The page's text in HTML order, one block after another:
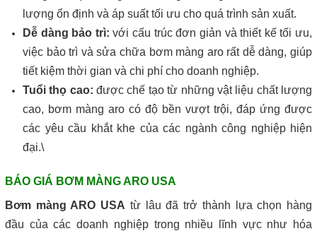
lượng ổn định và áp suất tối ưu cho quá trình sản xuất.
Dễ dàng bảo trì: với cấu trúc đơn giản và thiết kế tối ưu,
việc bảo trì và sửa chữa bơm màng aro rất dễ dàng, giúp
tiết kiệm thời gian và chi phí cho doanh nghiệp.
Tuổi thọ cao: được chế tạo từ những vật liệu chất lượng
cao, bơm màng aro có độ bền vượt trội, đáp ứng được
các yêu cầu khắt khe của các ngành công nghiệp hiện
đại.\
BÁO GIÁ BƠM MÀNG ARO USA
Bơm màng ARO USA từ lâu đã trở thành lựa chọn hàng
đầu của các doanh nghiệp trong nhiều lĩnh vực như hóa